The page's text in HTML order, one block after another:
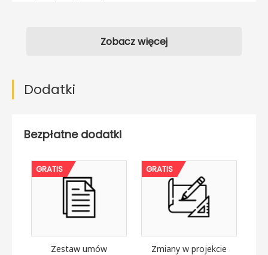
Zobacz więcej
Dodatki
Bezpłatne dodatki
GRATIS
Zestaw umów
GRATIS
Zmiany w projekcie